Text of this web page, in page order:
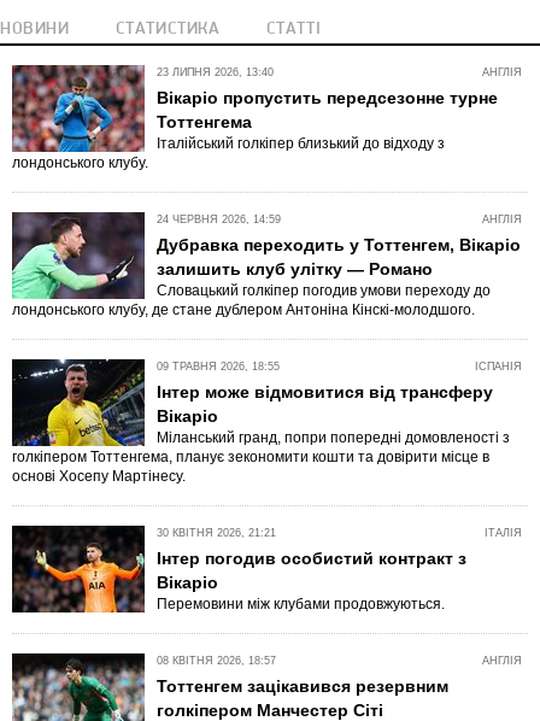
НОВИНИ СТАТИСТИКА СТАТТІ
АНГЛІЯ
23 ЛИПНЯ 2026, 13:40
Вікаріо пропустить передсезонне турне
Тоттенгема
Італійський голкіпер близький до відходу з
лондонського клубу.
АНГЛІЯ
24 ЧЕРВНЯ 2026, 14:59
Дубравка переходить у Тоттенгем, Вікаріо
залишить клуб улітку — Романо
Словацький голкіпер погодив умови переходу до
лондонського клубу, де стане дублером Антоніна Кінскі-молодшого.
ІСПАНІЯ
09 ТРАВНЯ 2026, 18:55
Інтер може відмовитися від трансферу
Вікаріо
Міланський гранд, попри попередні домовленості з
голкіпером Тоттенгема, планує зекономити кошти та довірити місце в
основі Хосепу Мартінесу.
ІТАЛІЯ
30 КВІТНЯ 2026, 21:21
Інтер погодив особистий контракт з
Вікаріо
Перемовини між клубами продовжуються.
АНГЛІЯ
08 КВІТНЯ 2026, 18:57
Тоттенгем зацікавився резервним
голкіпером Манчестер Сіті